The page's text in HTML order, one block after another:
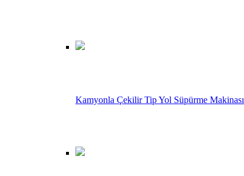
Kamyonla Çekilir Tip Yol Süpürme Makinası